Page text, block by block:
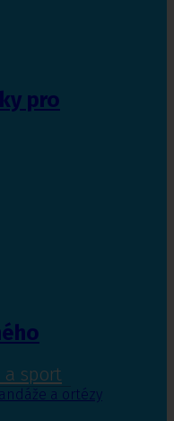
pro
a sport
a ortézy